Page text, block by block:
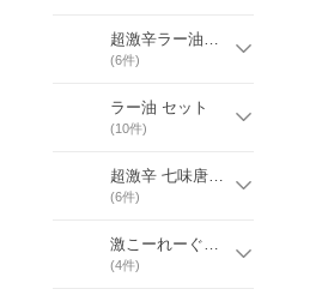
超激辛ラー油（袋）
(6件)
ラー油 セット
(10件)
超激辛 七味唐辛子
(6件)
激こーれーぐーす
(4件)